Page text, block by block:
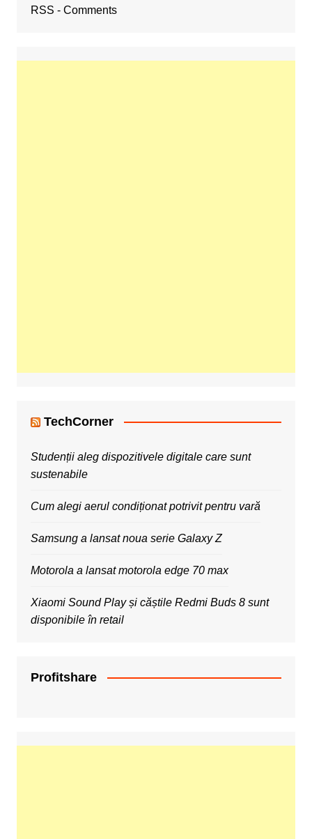
RSS - Comments
TechCorner
Studenții aleg dispozitivele digitale care sunt
sustenabile
Cum alegi aerul condiționat potrivit pentru vară
Samsung a lansat noua serie Galaxy Z
Motorola a lansat motorola edge 70 max
Xiaomi Sound Play și căștile Redmi Buds 8 sunt
disponibile în retail
Profitshare